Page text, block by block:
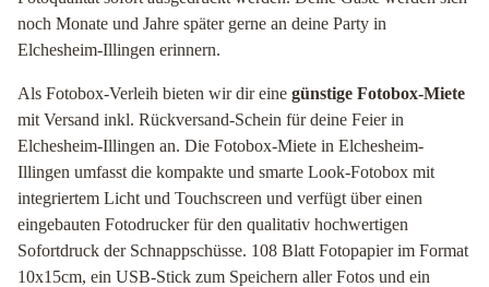
noch Monate und Jahre später gerne an deine Party in
Elchesheim-Illingen erinnern.
Als Fotobox-Verleih bieten wir dir eine günstige Fotobox-Miete
mit Versand inkl. Rückversand-Schein für deine Feier in
Elchesheim-Illingen an. Die Fotobox-Miete in Elchesheim-
Illingen umfasst die kompakte und smarte Look-Fotobox mit
integriertem Licht und Touchscreen und verfügt über einen
eingebauten Fotodrucker für den qualitativ hochwertigen
Sofortdruck der Schnappschüsse. 108 Blatt Fotopapier im Format
10x15cm, ein USB-Stick zum Speichern aller Fotos und ein